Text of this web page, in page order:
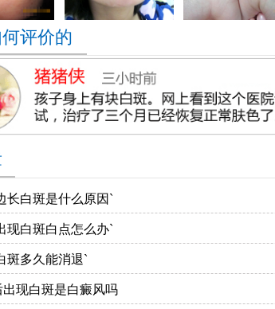
评价的
长白斑是什么原因`
现白斑白点怎么办`
斑多久能消退`
现白斑是白癜风吗